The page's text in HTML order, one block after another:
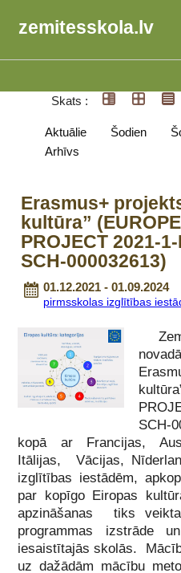
zemitesskola.lv
Skats :
Aktuālie Šodien
Arhīvs
Erasmus+
kultūra”
PROJECT 2021-
SCH-000032613)
01.12.2021 - 01.09.2024
pirmsskolas izglītības
SCH-
kopā ar Francijas,
Itālijas, Vācijas,
izglītības iestādēm,
par kopīgo Eiropas
apzināšanas tiks
programmas izstrāde
iesaistītajās skolās.
uz dažādām mācību